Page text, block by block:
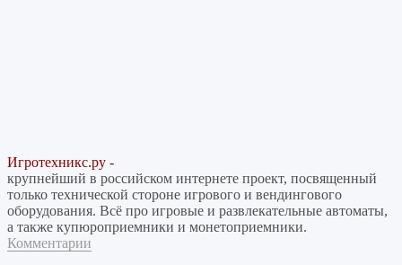
Игротехникс.ру -
крупнейший в российском интернете проект, посвященный
только технической стороне игрового и вендингового
оборудования. Всё про игровые и развлекательные автоматы,
а также купюроприемники и монетоприемники.
Комментарии